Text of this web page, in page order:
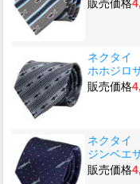
販売価格
ネクタイ
ホホジロ
販売価格
ネクタイ
ジンベエ
販売価格